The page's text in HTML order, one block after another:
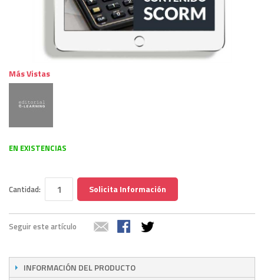
Más Vistas
EN EXISTENCIAS
Cantidad: Solicita Información
Seguir este artículo
INFORMACIÓN DEL PRODUCTO